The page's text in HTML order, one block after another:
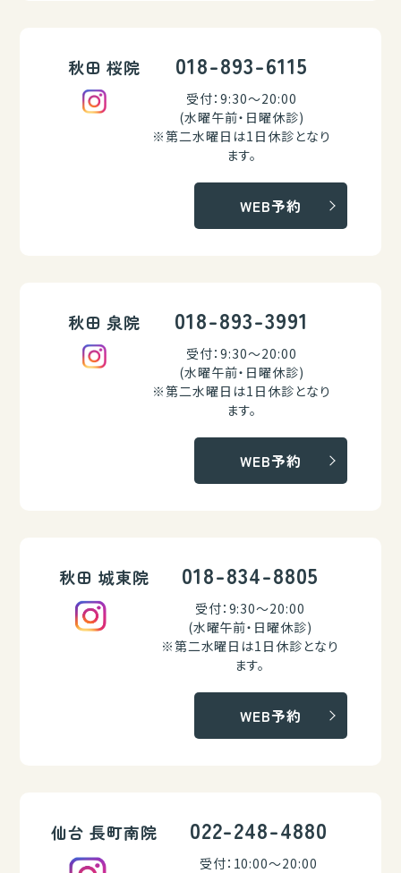
秋田 桜院 018-893-6115
受付：9:30～20:00
(水曜午前・日曜休診)
※第二水曜日は1日休診となり
ます。
WEB予約
秋田 泉院 018-893-3991
受付：9:30～20:00
(水曜午前・日曜休診)
※第二水曜日は1日休診となり
ます。
WEB予約
秋田 城東院 018-834-8805
受付：9:30～20:00
(水曜午前・日曜休診)
※第二水曜日は1日休診となり
ます。
WEB予約
仙台 長町南院 022-248-4880
受付：10:00～20:00